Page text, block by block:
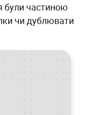
були частиною
чи дублювати